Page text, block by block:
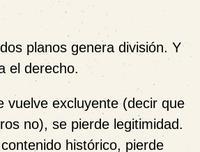
planos genera división. Y
el derecho.
vuelve excluyente (decir que
no), se pierde legitimidad.
histórico, pierde